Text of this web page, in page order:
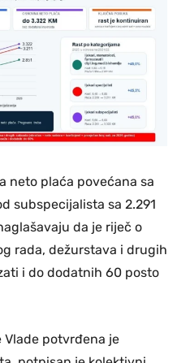
neto plaća povećana sa
subspecijalista sa 2.291
da je riječ o
rada, dežurstava i drugih
i do dodatnih 60 posto
Vlade potvrđena je